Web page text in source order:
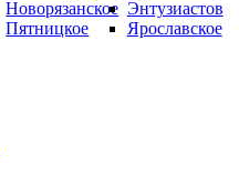
Новорязанское
Пятницкое
Энтузиастов
Ярославское